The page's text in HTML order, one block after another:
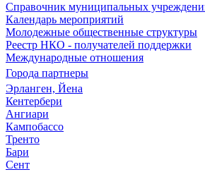
Справочник муниципальных
Календарь мероприятий
Молодежные общественные структуры
Реестр НКО - получателей поддержки
Международные отношения
Города партнеры
Эрланген, Йена
Кентербери
Ангиари
Кампобассо
Тренто
Бари
Сент